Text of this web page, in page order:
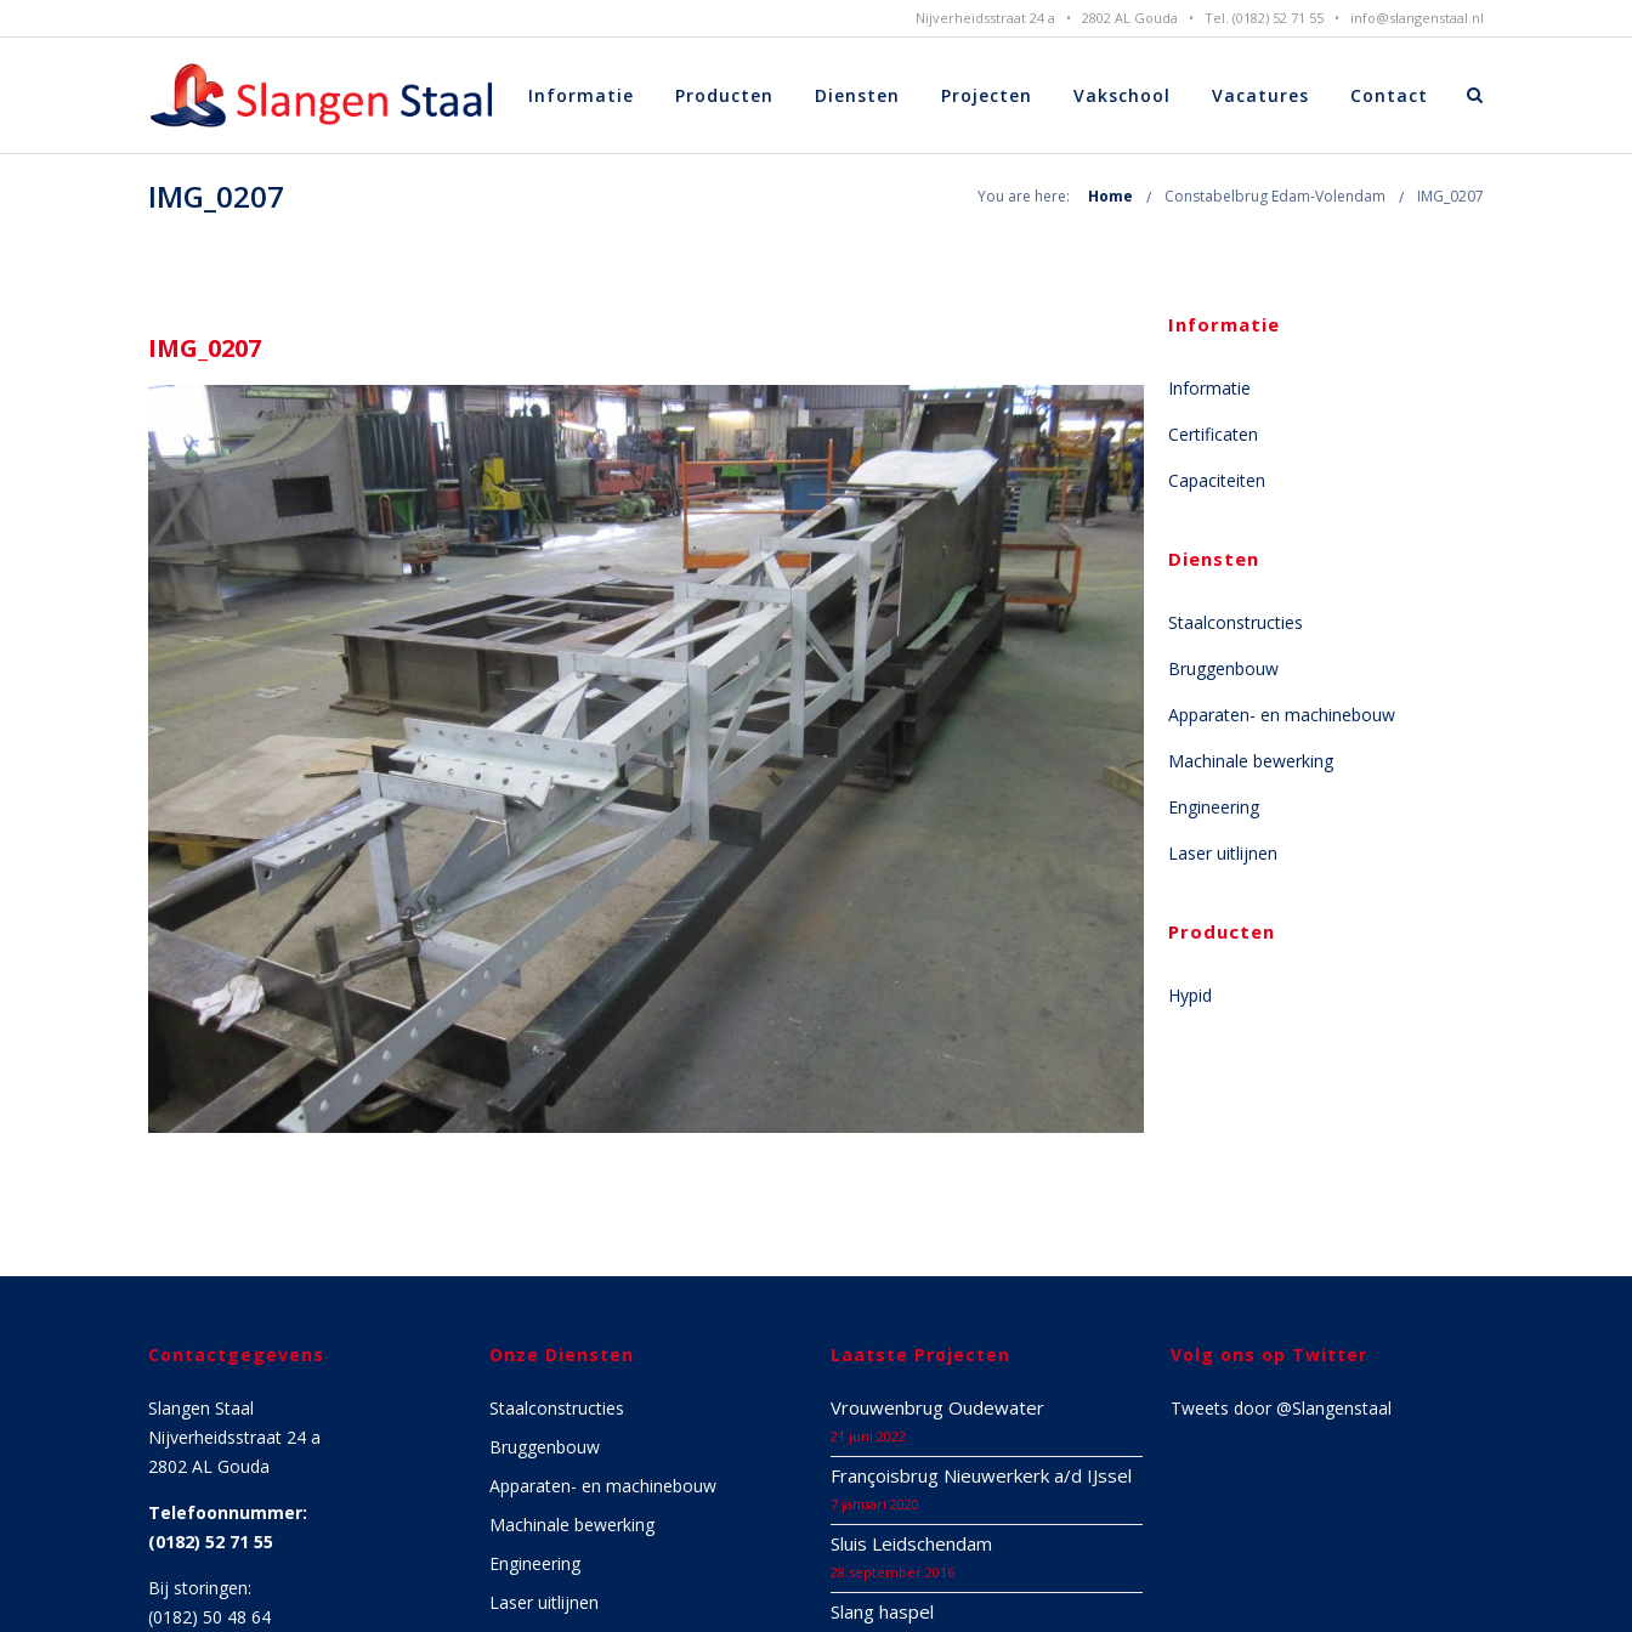
Nijverheidsstraat 24 a • 2802 AL Gouda • Tel. (0182) 52 71 55 • info@slangenstaal.nl
Informatie Producten Diensten Projecten Vakschool Vacatures Contact
IMG_0207 You are here: Home Constabelbrug Edam-Volendam IMG_0207
IMG_0207
Informatie
Informatie
Certificaten
Capaciteiten
Diensten
Staalconstructies
Bruggenbouw
Apparaten- en machinebouw
Machinale bewerking
Engineering
Laser uitlijnen
Producten
Hypid
Contactgegevens
Slangen Staal
Nijverheidsstraat 24 a
2802 AL Gouda
Telefoonnummer:
(0182) 52 71 55
Bij storingen:
(0182) 50 48 64
Onze Diensten
Staalconstructies
Bruggenbouw
Apparaten- en machinebouw
Machinale bewerking
Engineering
Laser uitlijnen
Laatste Projecten
Vrouwenbrug Oudewater
21 juni 2022
Françoisbrug Nieuwerkerk a/d IJssel
7 januari 2020
Sluis Leidschendam
28 september 2016
Slang haspel
Volg ons op Twitter
Tweets door @Slangenstaal